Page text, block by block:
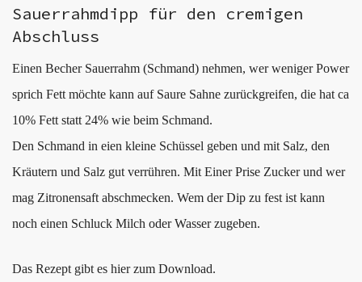
Sauerrahmdipp für den cremigen
Abschluss
Einen Becher Sauerrahm (Schmand) nehmen, wer weniger Power
sprich Fett möchte kann auf Saure Sahne zurückgreifen, die hat ca
10% Fett statt 24% wie beim Schmand.
Den Schmand in eien kleine Schüssel geben und mit Salz, den
Kräutern und Salz gut verrühren. Mit Einer Prise Zucker und wer
mag Zitronensaft abschmecken. Wem der Dip zu fest ist kann
noch einen Schluck Milch oder Wasser zugeben.
Das Rezept gibt es hier zum Download.